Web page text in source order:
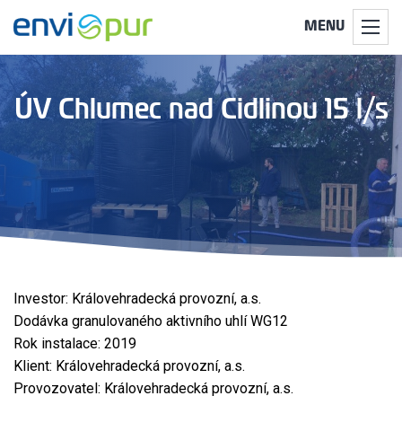
MENU
ÚV Chlumec nad Cidlinou 15 l/s
Investor: Královehradecká provozní, a.s.
Dodávka granulovaného aktivního uhlí WG12
Rok instalace: 2019
Klient: Královehradecká provozní, a.s.
Provozovatel: Královehradecká provozní, a.s.